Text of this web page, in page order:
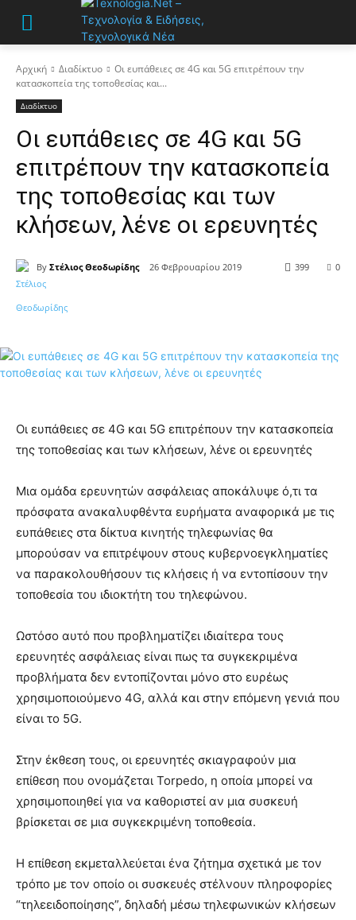
Αρχική Διαδίκτυο
Οι ευπάθειες σε 4G και 5G επιτρέπουν την
κατασκοπεία της τοποθεσίας και...
Διαδίκτυο
Οι ευπάθειες σε 4G και 5G
επιτρέπουν την κατασκοπεία
της τοποθεσίας και των
κλήσεων, λένε οι ερευνητές
By Στέλιος Θεοδωρίδης 26 Φεβρουαρίου 2019 0
399
Οι ευπάθειες σε 4G και 5G επιτρέπουν την κατασκοπεία
της τοποθεσίας και των κλήσεων, λένε οι ερευνητές
Μια ομάδα ερευνητών ασφάλειας αποκάλυψε ό,τι τα
πρόσφατα ανακαλυφθέντα ευρήματα αναφορικά με τις
ευπάθειες στα δίκτυα κινητής τηλεφωνίας θα
μπορούσαν να επιτρέψουν στους κυβερνοεγκληματίες
να παρακολουθήσουν τις κλήσεις ή να εντοπίσουν την
τοποθεσία του ιδιοκτήτη του τηλεφώνου.
Ωστόσο αυτό που προβληματίζει ιδιαίτερα τους
ερευνητές ασφάλειας είναι πως τα συγκεκριμένα
προβλήματα δεν εντοπίζονται μόνο στο ευρέως
χρησιμοποιούμενο 4G, αλλά και στην επόμενη γενιά που
είναι το 5G.
Στην έκθεση τους, οι ερευνητές σκιαγραφούν μια
επίθεση που ονομάζεται Torpedo, η οποία μπορεί να
χρησιμοποιηθεί για να καθοριστεί αν μια συσκευή
βρίσκεται σε μια συγκεκριμένη τοποθεσία.
Η επίθεση εκμεταλλεύεται ένα ζήτημα σχετικά με τον
τρόπο με τον οποίο οι συσκευές στέλνουν πληροφορίες
“τηλεειδοποίησης”, δηλαδή μέσω τηλεφωνικών κλήσεων